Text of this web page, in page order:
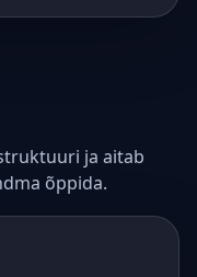
ja aitab
õppida.